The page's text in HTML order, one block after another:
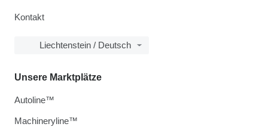
Kontakt
Liechtenstein / Deutsch
Unsere Marktplätze
Autoline™
Machineryline™